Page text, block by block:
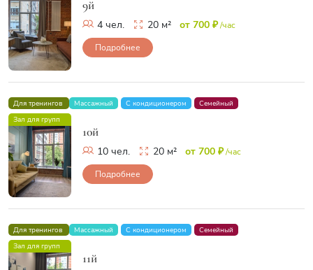
9й
4 чел. 20 м² от 700 ₽/час
Подробнее
Для тренингов Массажный С кондиционером
Семейный
Зал для групп
10й
10 чел. 20 м² от 700 ₽/час
Подробнее
Для тренингов Массажный С кондиционером
Семейный
Зал для групп
11й